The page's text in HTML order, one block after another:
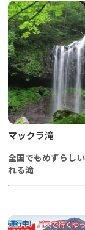
マックラ滝
全国でもめずらし
れる滝